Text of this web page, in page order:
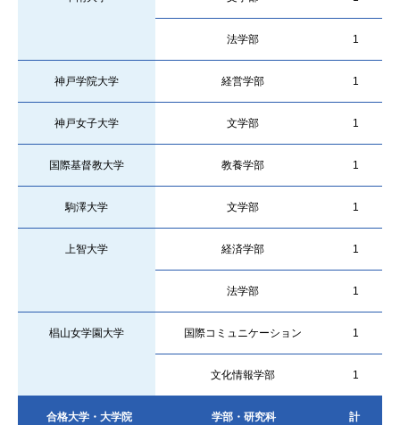
法学部 1
神戸学院大学 経営学部 1
神戸女子大学 文学部 1
国際基督教大学 教養学部 1
駒澤大学 文学部 1
上智大学 経済学部 1
法学部 1
椙山女学園大学 国際コミュニケーション 1
文化情報学部 1
合格大学・大学院 学部・研究科 計